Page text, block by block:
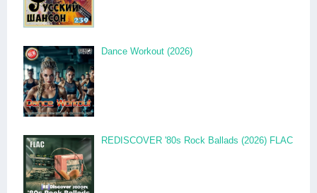
Dance Workout (2026)
REDISCOVER '80s Rock Ballads (2026) FLAC